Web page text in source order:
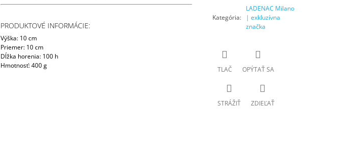
PRODUKTOVÉ INFORMÁCIE:
Výška: 10 cm
Priemer: 10 cm
Dĺžka horenia: 100 h
Hmotnosť: 400 g
Kategória:
LADENAC Milano
| exkluzívna
značka
TLAČ OPÝTAŤ SA
STRÁŽIŤ ZDIEĽAŤ